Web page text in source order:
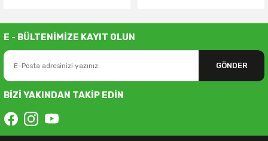
E - BÜLTENİMİZE KAYIT OLUN
GÖNDER
BİZİ YAKINDAN TAKİP EDİN